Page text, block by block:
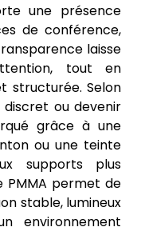
une présence
de conférence,
laisse
tout en
structurée. Selon
ou devenir
grâce à une
ou une teinte
supports plus
PMMA permet de
stable, lumineux
environnement